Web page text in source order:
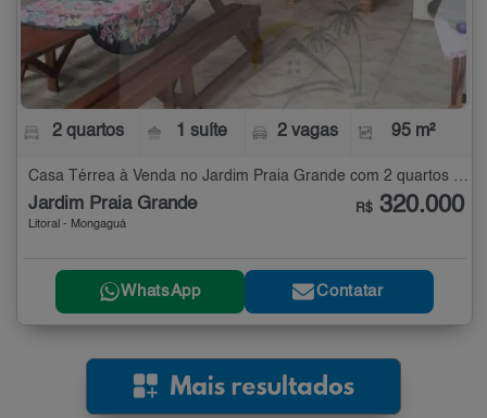
2 quartos 1 suíte 2 vagas 95 m²
Jardim Praia Grande
Litoral - Mongaguá
R$ 320.000
WhatsApp Contatar